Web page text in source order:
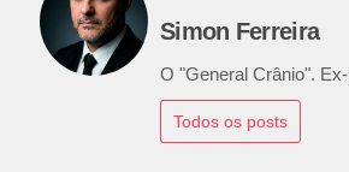
Simon Ferreira
O "General Crânio".
Todos os posts